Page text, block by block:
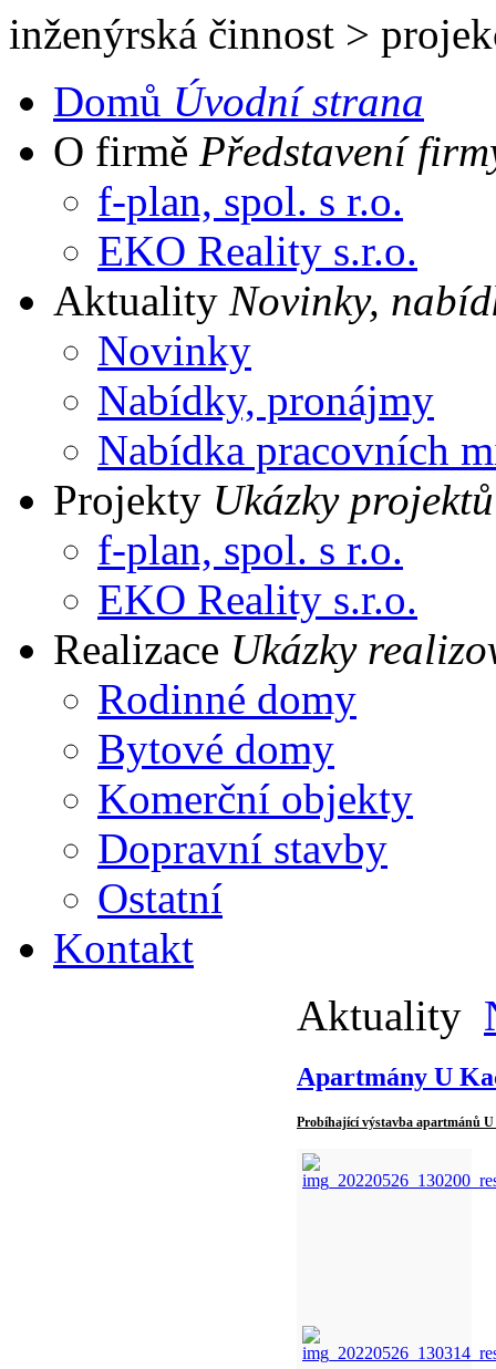
inženýrská činnost >
Domů Úvodní strana
O firmě Představení
f-plan, spol. s r.o.
EKO Reality s.r.o.
Aktuality Novinky,
Novinky
Nabídky, pronájmy
Nabídka pracovních
Projekty Ukázky projektů
f-plan, spol. s r.o.
EKO Reality s.r.o.
Realizace Ukázky
Rodinné domy
Bytové domy
Komerční objekty
Dopravní stavby
Ostatní
Kontakt
Aktuality
Apartmány U
Probíhající výstavba apartmánů